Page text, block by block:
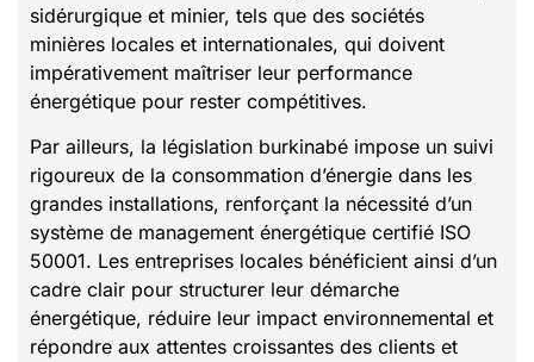
sidérurgique et minier, tels que des sociétés
minières locales et internationales, qui doivent
impérativement maîtriser leur performance
énergétique pour rester compétitives.
Par ailleurs, la législation burkinabé impose un suivi
rigoureux de la consommation d’énergie dans les
grandes installations, renforçant la nécessité d’un
système de management énergétique certifié ISO
50001. Les entreprises locales bénéficient ainsi d’un
cadre clair pour structurer leur démarche
énergétique, réduire leur impact environnemental et
répondre aux attentes croissantes des clients et